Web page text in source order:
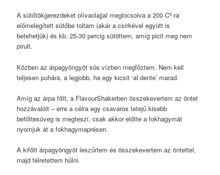
A sütőtökgerezdeket olívaolajjal meglocsolva a 200 Cº-ra
előmelegített sütőbe toltam (akár a csirkével együtt is
betehetjük) és kb. 25-30 percig sütöttem, amíg picit meg nem
pirult.
Közben az árpagyöngyöt sós vízben megfőztem. Nem kell
teljesen puhára, a legjobb, ha egy kicsit ‘al dente’ marad.
Amíg az árpa főtt, a FlavourShakerben összekevertem az öntet
hozzávalóit – erre a célra egy csavaros tetejű kisebb
befőttesüveg is megteszi, csak akkor előtte a fokhagymát
nyomjuk át a fokhagymaprésen.
A kifőtt árpagyöngyöt leszűrtem és összekevertem az öntettel,
majd félretettem hűlni.